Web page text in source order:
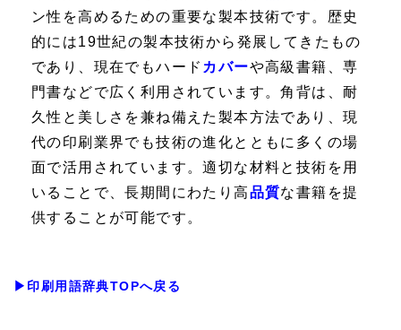
ン性を高めるための重要な製本技術です。歴史
的には19世紀の製本技術から発展してきたもの
であり、現在でもハード カバーや高級書籍、専
門書などで広く利用されています。角背は、耐
久性と美しさを兼ね備えた製本方法であり、現
代の印刷業界でも技術の進化とともに多くの場
面で活用されています。適切な材料と技術を用
いることで、長期間にわたり高品質な書籍を提
供することが可能です。
▶印刷用語辞典TOPへ戻る